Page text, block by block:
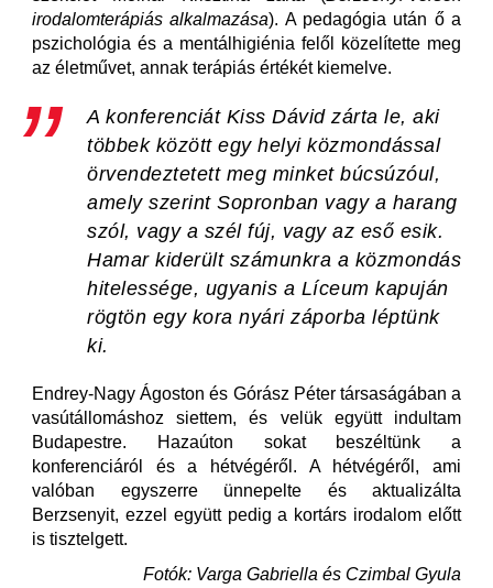
irodalomterápiás alkalmazása). A pedagógia után ő a
pszichológia és a mentálhigiénia felől közelítette meg
az életművet, annak terápiás értékét kiemelve.
A konferenciát Kiss Dávid zárta le, aki
többek között egy helyi közmondással
örvendeztetett meg minket búcsúzóul,
amely szerint Sopronban vagy a harang
szól, vagy a szél fúj, vagy az eső esik.
Hamar kiderült számunkra a közmondás
hitelessége, ugyanis a Líceum kapuján
rögtön egy kora nyári záporba léptünk
ki.
Endrey-Nagy Ágoston és Górász Péter társaságában a
vasútállomáshoz siettem, és velük együtt indultam
Budapestre. Hazaúton sokat beszéltünk a
konferenciáról és a hétvégéről. A hétvégéről, ami
valóban egyszerre ünnepelte és aktualizálta
Berzsenyit, ezzel együtt pedig a kortárs irodalom előtt
is tisztelgett.
Fotók: Varga Gabriella és Czimbal Gyula